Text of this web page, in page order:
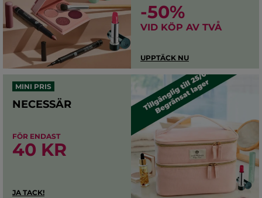
-50%
VID KÖP AV TVÅ
UPPTÄCK NU
MINI PRIS
NECESSÄR
FÖR ENDAST
40 KR
JA TACK!​